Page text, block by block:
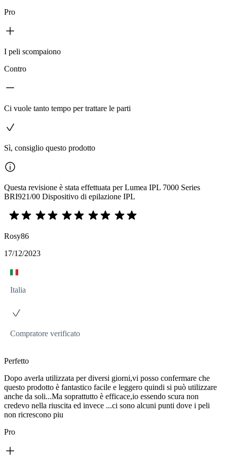
Pro
I peli scompaiono
Contro
Ci vuole tanto tempo per trattare le parti
Sì, consiglio questo prodotto
Questa revisione è stata effettuata per Lumea IPL 7000 Series
BRI921/00 Dispositivo di epilazione IPL
Rosy86
17/12/2023
Italia
Compratore verificato
Perfetto
Dopo averla utilizzata per diversi giorni,vi posso confermare che
questo prodotto è fantastico facile e leggero quindi si può utilizzare
anche da soli...Ma soprattutto è efficace,io essendo scura non
credevo nella riuscita ed invece ...ci sono alcuni punti dove i peli
non ricrescono piu
Pro